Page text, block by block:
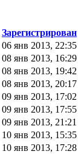
Зарегистрирован
06 янв 2013, 22:35
08 янв 2013, 16:29
08 янв 2013, 19:42
08 янв 2013, 20:17
09 янв 2013, 17:02
09 янв 2013, 17:55
09 янв 2013, 21:21
10 янв 2013, 15:35
10 янв 2013, 17:28